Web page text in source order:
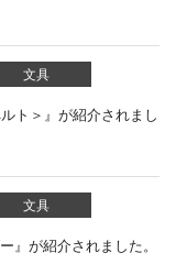
文具
ト＞』が紹介されまし
文具
』が紹介されました。